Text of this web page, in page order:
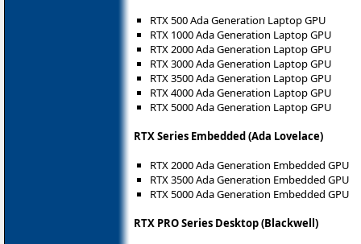
RTX 500 Ada Generation Laptop GPU
RTX 1000 Ada Generation Laptop GPU
RTX 2000 Ada Generation Laptop GPU
RTX 3000 Ada Generation Laptop GPU
RTX 3500 Ada Generation Laptop GPU
RTX 4000 Ada Generation Laptop GPU
RTX 5000 Ada Generation Laptop GPU
RTX Series Embedded (Ada Lovelace)
RTX 2000 Ada Generation Embedded GPU
RTX 3500 Ada Generation Embedded GPU
RTX 5000 Ada Generation Embedded GPU
RTX PRO Series Desktop (Blackwell)